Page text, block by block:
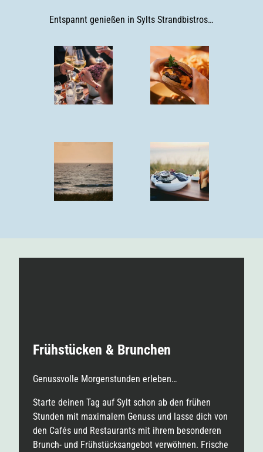
Entspannt genießen in Sylts Strandbistros…
Frühstücken & Brunchen
Genussvolle Morgenstunden erleben…
Starte deinen Tag auf Sylt schon ab den frühen
Stunden mit maximalem Genuss und lasse dich von
den Cafés und Restaurants mit ihrem besonderen
Brunch- und Frühstücksangebot verwöhnen. Frische